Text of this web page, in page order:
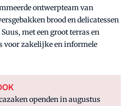
ontwerpteam van
brood en delicatessen
met een groot terras en
voor zakelijke en informele
openden in augustus